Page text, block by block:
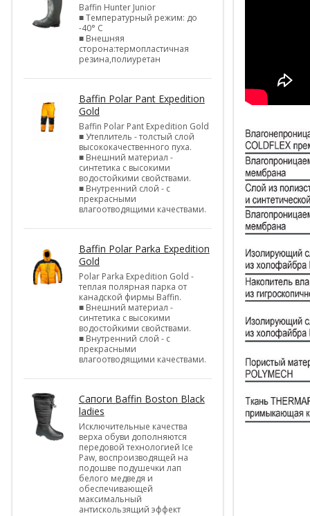
Baffin Hunter Junior
■ Температурный режим: до
-40° С
■ Внешняя
сторона:термопластичная
резина,полиуретан
Baffin Polar Pant Expedition
Gold
Baffin Polar Pant Expedition Gold
■ Утеплитель - толстый слой
высококачественного пуха.
■ Внешний материал -
синтетика с высокими
водостойкими свойствами.
■ Внутренний слой - с
прекрасными
влагоотводящими качествами.
Baffin Polar Parka Expedition
Gold
Polar Parka Expedition Gold -
теплая полярная парка от
канадской фирмы Baffin.
■ Внешний материал -
синтетика с высокими
водостойкими свойствами.
■ Внутренний слой - с
прекрасными
влагоотводящими качествами.
Cапоги Baffin Boston Black
ladies
Исключительные качества
верха обуви дополняются
передовой технологией Ice
Paw, воспроизводящей на
подошве подушечки лап
белого медведя и
обеспечивающей
максимальный
антискользящий эффект